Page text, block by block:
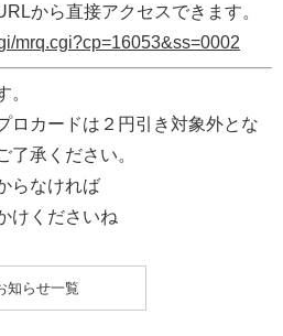
から直接アクセスできます。
mrq.cgi?cp=16053&ss=0002
ロカードは２円引き対象外とな
了承ください。
らなければ
けくださいね
知らせ一覧